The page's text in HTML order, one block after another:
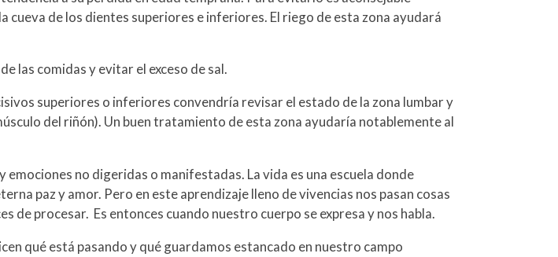
de los dientes superiores e inferiores. El riego de esta zona ayudará
las comidas y evitar el exceso de sal.
superiores o inferiores convendría revisar el estado de la zona lumbar y
del riñón). Un buen tratamiento de esta zona ayudaría notablemente al
no digeridas o manifestadas. La vida es una escuela donde
paz y amor. Pero en este aprendizaje lleno de vivencias nos pasan cosas
de procesar. Es entonces cuando nuestro cuerpo se expresa y nos habla.
qué está pasando y qué guardamos estancado en nuestro campo